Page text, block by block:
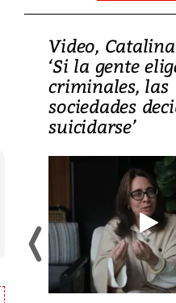
Video,
‘Si la gente
criminales, las
sociedades
suicidarse’